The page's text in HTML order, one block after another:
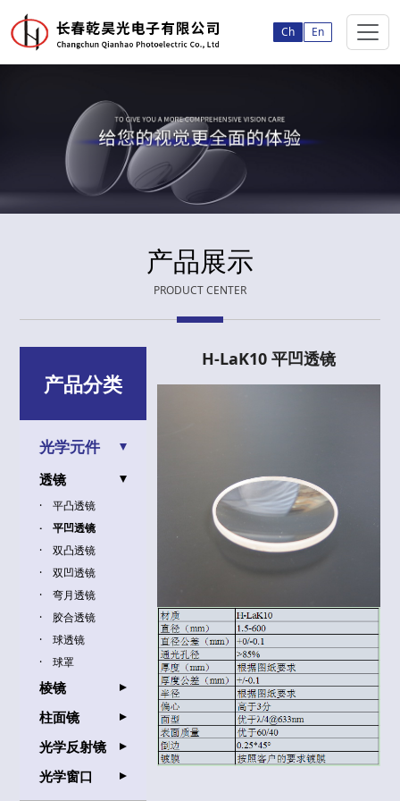
Ch En
产品展示
PRODUCT CENTER
产品分类
光学元件
透镜
平凸透镜
平凹透镜
双凸透镜
双凹透镜
弯月透镜
胶合透镜
球透镜
球罩
棱镜
柱面镜
光学反射镜
光学窗口
H-LaK10 平凹透镜